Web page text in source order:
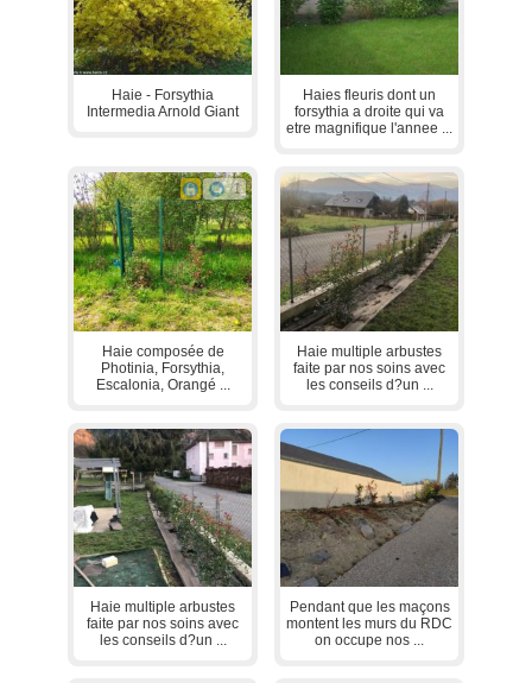
Haie - Forsythia
Intermedia Arnold Giant
Haies fleuris dont un
forsythia a droite qui va
etre magnifique l'annee ...
1
Haie composée de
Photinia, Forsythia,
Escalonia, Orangé ...
Haie multiple arbustes
faite par nos soins avec
les conseils d?un ...
Haie multiple arbustes
faite par nos soins avec
les conseils d?un ...
Pendant que les maçons
montent les murs du RDC
on occupe nos ...